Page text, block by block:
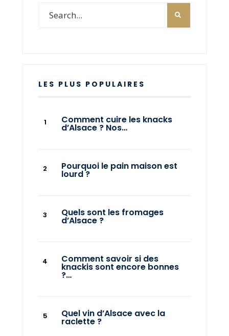
LES PLUS POPULAIRES
Comment cuire les knacks
d’Alsace ? Nos…
Pourquoi le pain maison est
lourd ?
Quels sont les fromages
d’Alsace ?
Comment savoir si des
knackis sont encore bonnes
?…
Quel vin d’Alsace avec la
raclette ?